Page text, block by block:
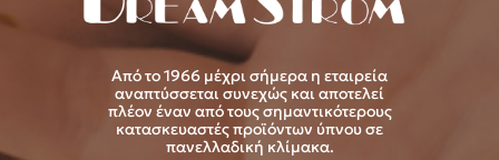
Από το 1966 μέχρι σήμερα η εταιρεία
αναπτύσσεται συνεχώς και αποτελεί
πλέον έναν από τους σημαντικότερους
κατασκευαστές προϊόντων ύπνου σε
πανελλαδική κλίμακα.